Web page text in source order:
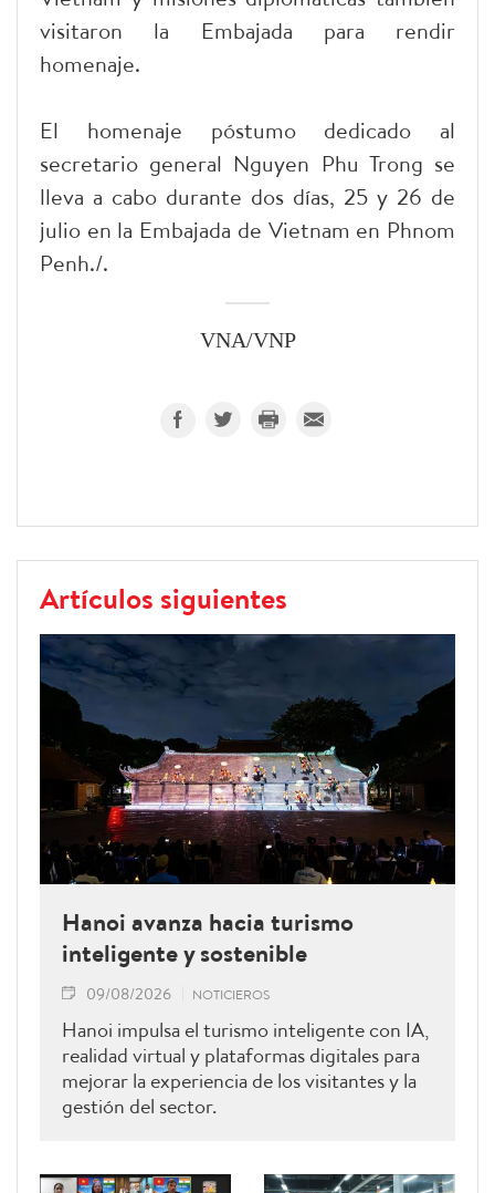
visitaron la Embajada para rendir
homenaje.
El homenaje póstumo dedicado al
secretario general Nguyen Phu Trong se
lleva a cabo durante dos días, 25 y 26 de
julio en la Embajada de Vietnam en Phnom
Penh./.
VNA/VNP
Artículos siguientes
Hanoi avanza hacia turismo
inteligente y sostenible
09/08/2026 NOTICIEROS
Hanoi impulsa el turismo inteligente con IA,
realidad virtual y plataformas digitales para
mejorar la experiencia de los visitantes y la
gestión del sector.